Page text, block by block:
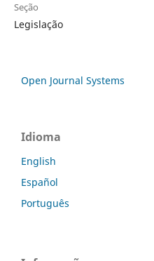
Seção
Legislação
Open Journal Systems
Idioma
English
Español
Português